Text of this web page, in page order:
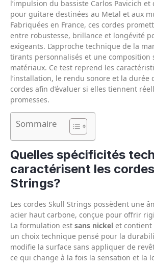
l’impulsion du bassiste Carlos Pavicich
pour guitare destinées au Metal et aux
Fabriquées en France, ces cordes
entre robustesse, brillance et longévité
exigeants. L’approche technique de la
tirants personnalisés et une composition
matériaux. Ce test reprend les
l’installation, le rendu sonore et la durée
cordes afin d’évaluer si elles tiennent
promesses.
Sommaire
Quelles spécificités
caractérisent les
Strings?
Les cordes Skull Strings possèdent une
acier haut carbone, conçue pour offrir
La formulation est sans nickel et contient
un choix technique pensé pour la
modifie la surface sans appliquer de
ce qui change à la fois la sensation et la